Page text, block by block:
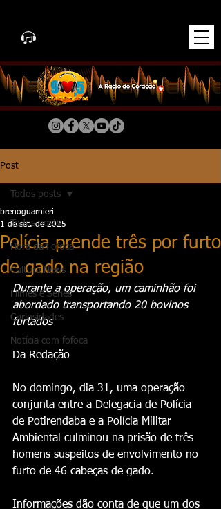
Post
Todos posts
Hora da Fofoca
Cultura News
Filmes e Séries
Curiosidades
Notícia com fofoca
Todos posts
Polícia prende três por furto
de gado na região
brenoguarnieri
1 de set. de 2025
Durante a operação, um caminhão foi
abordado transportando 20 bovinos
furtados
Da Redação
No domingo, dia 31, uma operação
conjunta entre a Delegacia de Polícia
de Potirendaba e a Polícia Militar
Ambiental culminou na prisão de três
homens suspeitos de envolvimento no
furto de 46 cabeças de gado.
Informações dão conta de que um dos